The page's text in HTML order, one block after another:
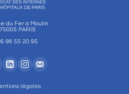
du Fer à Moulin
75005 PARIS
98 55 20 95
légales